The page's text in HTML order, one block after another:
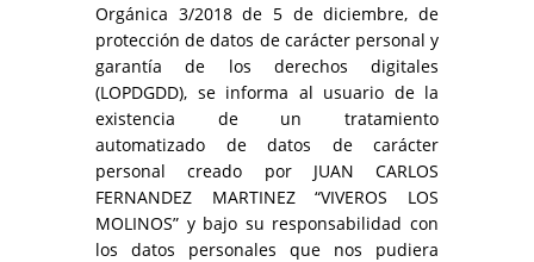
Orgánica 3/2018 de 5 de diciembre, de
protección de datos de carácter personal y
garantía de los derechos digitales
(LOPDGDD), se informa al usuario de la
existencia de un tratamiento
automatizado de datos de carácter
personal creado por JUAN CARLOS
FERNANDEZ MARTINEZ “VIVEROS LOS
MOLINOS” y bajo su responsabilidad con
los datos personales que nos pudiera